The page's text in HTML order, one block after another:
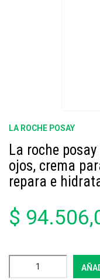
LA ROCHE POSAY
La roche
ojos, crema
repara e
$